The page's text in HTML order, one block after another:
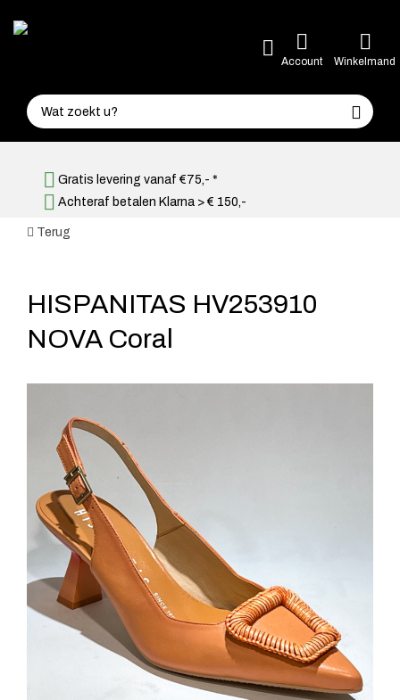
Account Winkelmand
Gratis levering vanaf €75,- *
Achteraf betalen Klarna > € 150,-
Terug
HISPANITAS HV253910
NOVA Coral